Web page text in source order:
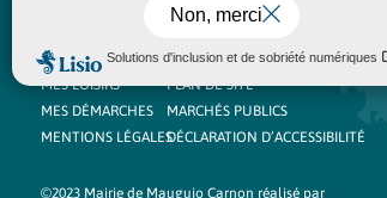
MON QUOTIDIEN
MES LOISIRS
MES DÉMARCHES
MENTIONS LÉGALES
©2023 Mairie de Mauguio Carnon réalisé par
PERSONNELLES
PLAN DE SITE
MARCHÉS PUBLICS
DÉCLARATION D’ACCESSIBILITÉ